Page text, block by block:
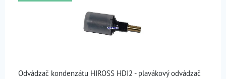
Odvádzač kondenzátu HIROSS HDI2 - plavákový odvádzač